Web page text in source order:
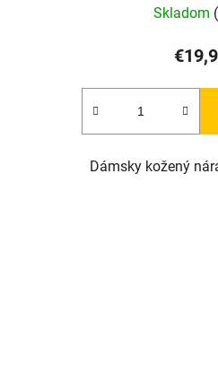
Skladom
Dámsky kožený